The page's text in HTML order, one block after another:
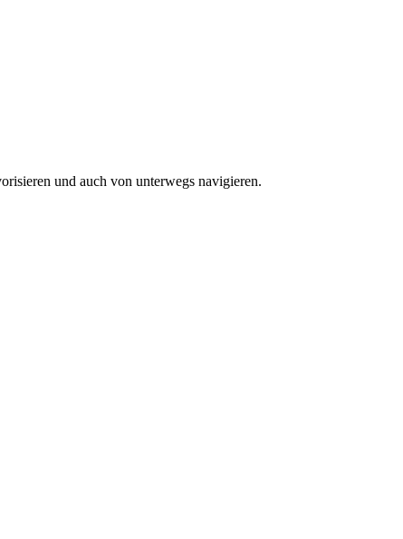
und auch von unterwegs navigieren.